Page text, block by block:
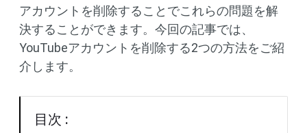
アカウントを削除することでこれらの問題を解
決することができます。今回の記事では、
YouTubeアカウントを削除する2つの方法をご紹
介します。
目次 :